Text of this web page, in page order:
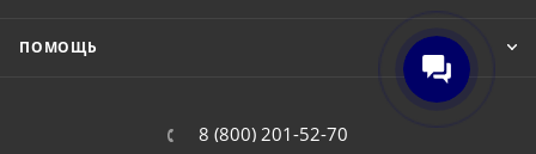
ПОМОЩЬ
8 (800) 201-52-70